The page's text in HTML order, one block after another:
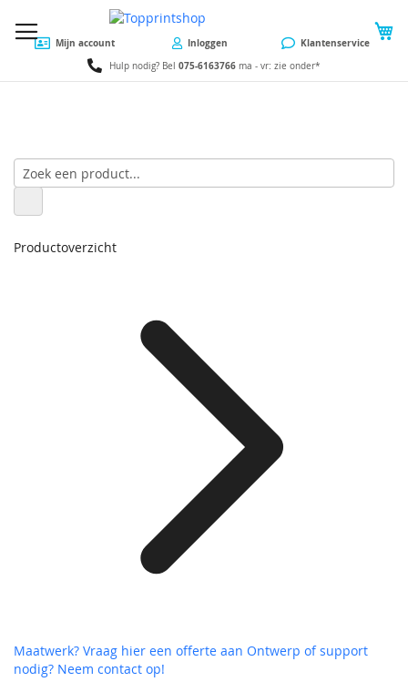
Mijn account Inloggen Klantenservice
Hulp nodig? Bel 075-6163766 ma - vr: zie onder*
Productoverzicht
Maatwerk? Vraag hier een offerte aan Ontwerp of support
nodig? Neem contact op!